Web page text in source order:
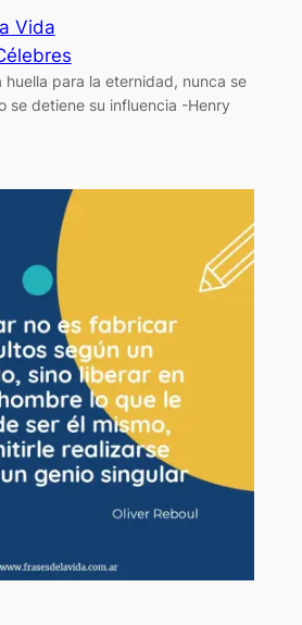
Vida
huella para la eternidad, nunca se
se detiene su influencia -Henry